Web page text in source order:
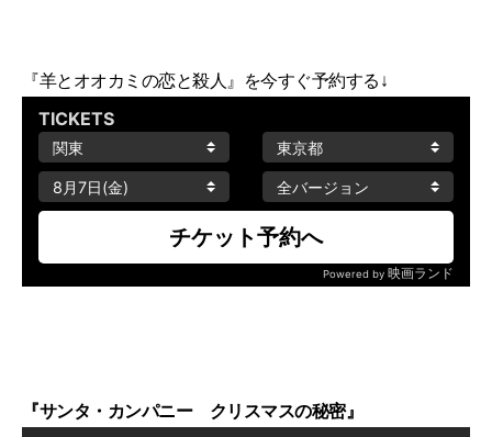
『羊とオオカミの恋と殺人』を今すぐ予約する↓
『サンタ・カンパニー クリスマスの秘密』